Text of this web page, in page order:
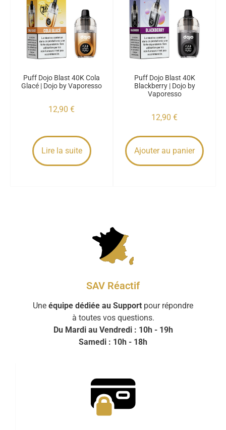
Puff Dojo Blast 40K Cola
Glacé | Dojo by Vaporesso
12,90 €
Lire la suite
Puff Dojo Blast 40K
Blackberry | Dojo by
Vaporesso
12,90 €
Ajouter au panier
SAV Réactif
Une équipe dédiée au Support pour répondre
à toutes vos questions.
Du Mardi au Vendredi : 10h - 19h
Samedi : 10h - 18h